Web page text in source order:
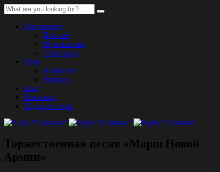
Про проект
Про нас
Музикантам
Співпраця
Ефір
Подкасти
Розклад
Блог
Контакти
Надіслати трек
Торжественная песня «Марш Новой
Армии»